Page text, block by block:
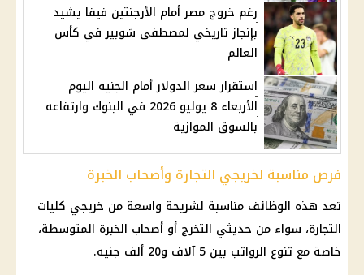
رغم خروج مصر أمام الأرجنتين فيفا يشيد
بإنجاز تاريخي لمصطفى شوبير في كأس
العالم
استقرار سعر الدولار أمام الجنيه اليوم
الأربعاء 8 يوليو 2026 في البنوك وارتفاعه
بالسوق الموازية
فرص مناسبة لخريجي التجارة وأصحاب الخبرة
تعد هذه الوظائف مناسبة لشريحة واسعة من خريجي كليات
التجارة، سواء من حديثي التخرج أو أصحاب الخبرة المتوسطة،
خاصة مع تنوع الرواتب بين 5 آلاف و20 ألف جنيه.